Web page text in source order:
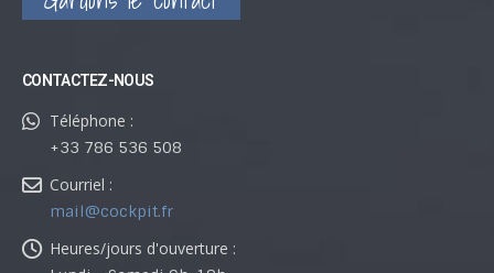
CONTACTEZ-NOUS
Téléphone :
+33 786 536 508
Courriel :
mail@cockpit.fr
Heures/jours d'ouverture :